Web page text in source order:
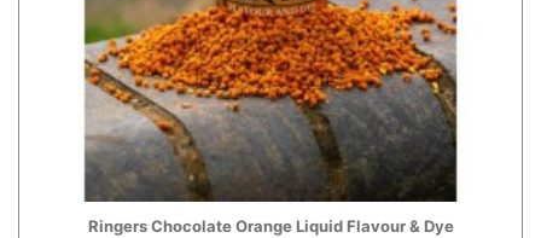
Ringers Chocolate Orange Liquid Flavour & Dye